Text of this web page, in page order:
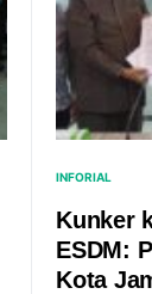
INFORIAL
Kunker
ESDM:
Kota